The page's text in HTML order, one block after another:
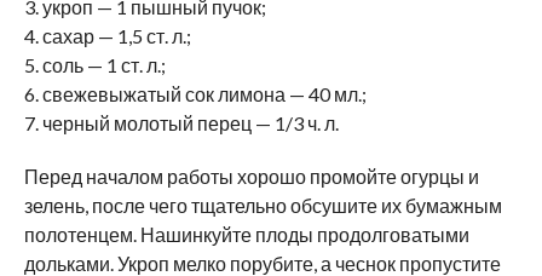
3. укроп — 1 пышный пучок;
4. сахар — 1,5 ст. л.;
5. соль — 1 ст. л.;
6. свежевыжатый сок лимона — 40 мл.;
7. черный молотый перец — 1/3 ч. л.
Перед началом работы хорошо промойте огурцы и
зелень, после чего тщательно обсушите их бумажным
полотенцем. Нашинкуйте плоды продолговатыми
дольками. Укроп мелко порубите, а чеснок пропустите